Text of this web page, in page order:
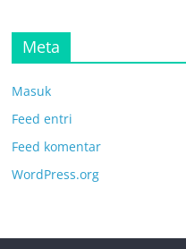
Meta
Masuk
Feed entri
Feed komentar
WordPress.org